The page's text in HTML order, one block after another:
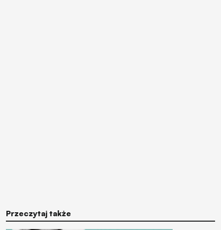
Przeczytaj także